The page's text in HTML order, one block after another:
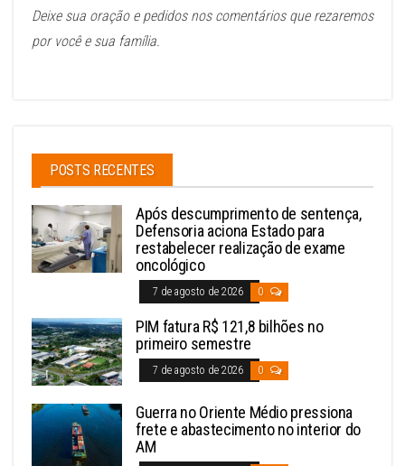
Deixe sua oração e pedidos nos comentários que rezaremos
por você e sua família.
POSTS RECENTES
Após descumprimento de sentença,
Defensoria aciona Estado para
restabelecer realização de exame
oncológico
7 de agosto de 2026 0
PIM fatura R$ 121,8 bilhões no
primeiro semestre
7 de agosto de 2026 0
Guerra no Oriente Médio pressiona
frete e abastecimento no interior do
AM